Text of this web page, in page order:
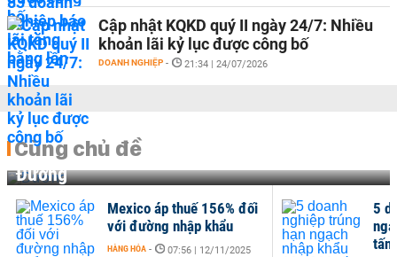
Cập nhật KQKD quý II ngày 24/7: Nhiều
khoản lãi kỷ lục được công bố
DOANH NGHIỆP - 21:34 | 24/07/2026
Cùng chủ đề
Đường
Mexico áp thuế 156% đối
với đường nhập khẩu
HÀNG HÓA - 07:56 | 12/11/2025
5
tấn